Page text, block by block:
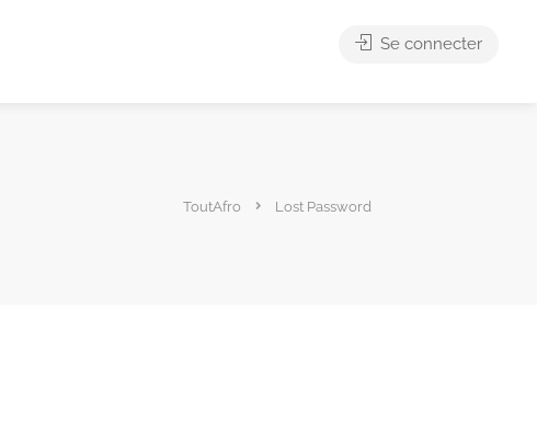
Se connecter
ToutAfro Lost Password